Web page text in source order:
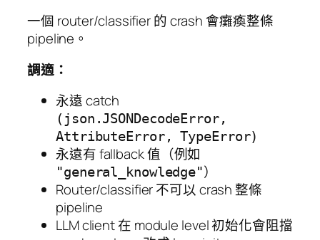
一個 router/classifier 的 crash 會癱瘓整條
pipeline。
調適：
永遠 catch
(json.JSONDecodeError,
AttributeError, TypeError)
永遠有 fallback 值（例如
"general_knowledge"）
Router/classifier 不可以 crash 整條
pipeline
LLM client 在 module level 初始化會阻擋